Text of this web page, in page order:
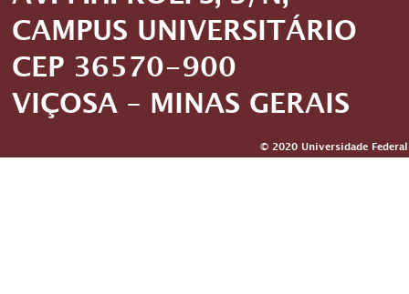
CAMPUS UNIVERSITÁRIO
CEP 36570-900
VIÇOSA – MINAS GERAIS
© 2020 Universidade